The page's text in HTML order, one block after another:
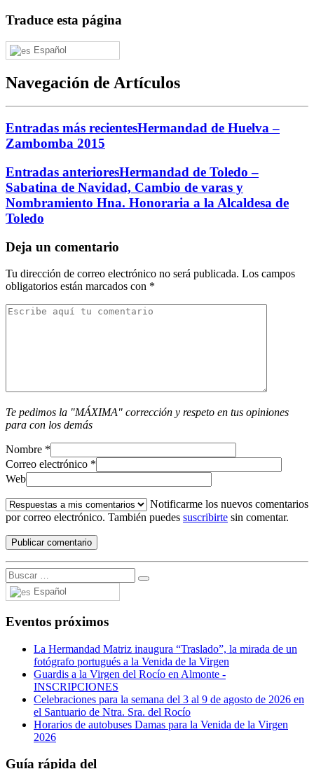
Traduce esta página
Español
Navegación de Artículos
Entradas más recientesHermandad de Huelva –
Zambomba 2015
Entradas anterioresHermandad de Toledo –
Sabatina de Navidad, Cambio de varas y
Nombramiento Hna. Honoraria a la Alcaldesa de
Toledo
Deja un comentario
Tu dirección de correo electrónico no será publicada. Los campos
obligatorios están marcados con *
Te pedimos la "MÁXIMA" corrección y respeto en tus opiniones
para con los demás
Nombre *
Correo electrónico *
Web
Notificarme los nuevos comentarios
por correo electrónico. También puedes suscribirte sin comentar.
Español
Eventos próximos
La Hermandad Matriz inaugura “Traslado”, la mirada de un
fotógrafo portugués a la Venida de la Virgen
Guardis a la Virgen del Rocío en Almonte -
INSCRIPCIONES
Celebraciones para la semana del 3 al 9 de agosto de 2026 en
el Santuario de Ntra. Sra. del Rocío
Horarios de autobuses Damas para la Venida de la Virgen
2026
Guía rápida del